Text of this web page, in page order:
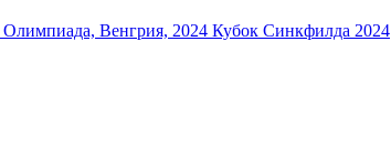
Олимпиада, Венгрия, 2024 Кубок Синкфилда 2024